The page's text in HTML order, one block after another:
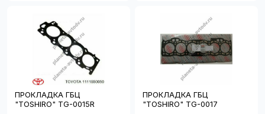
ПРОКЛАДКА ГБЦ
"TOSHIRO" TG-0015R
ПРОКЛАДКА ГБЦ
"TOSHIRO" TG-0017